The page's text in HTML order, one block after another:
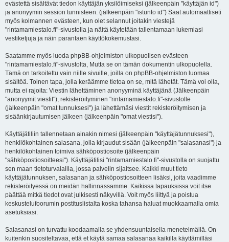
evästettä sisältävät tiedon käyttäjän yksilöimiseksi (jälkeenpäin "käyttäjän id")
ja anonyymin session tunnisteen. (jälkeenpäin "istunto id") Saat automaattiseti
myös kolmannen evästeen, kun olet selannut joitakin viestejä
"rintamamiestalo.fi"-sivustolla ja näitä käytetään tallentamaan lukemiasi
vestiketjuja ja näin parantaen käyttökokemustasi.
Saatamme myös luoda phpBB-ohjelmiston ulkopuolisen evästeen
"rintamamiestalo.fi"-sivustolta, Mutta se on tämän dokumentin ulkopuolella.
Tämä on tarkoitettu vain niille sivuille, joilla on phpBB-ohjelmiston luomaa
sisältöä. Toinen tapa, jolla keräämme tietoa on se, mitä lähetät. Tämä voi olla,
mutta ei rajoita: Viestin lähettäminen anonyyminä käyttäjänä (Jälkeenpäin
"anonyymit viestit"), rekisteröityminen "rintamamiestalo.fi"-sivustolle
(jälkeenpäin "omat tunnuksesi") ja lähettämäsi viestit rekisteröitymisen ja
sisäänkirjautumisen jälkeen (jälkeenpäin "omat viestisi").
Käyttäjätiliin tallennetaan ainakin nimesi (jälkeenpäin "käyttäjätunnuksesi"),
henkilökohtainen salasana, jolla kirjaudut sisään (jälkeenpäin "salasanasi") ja
henkilökohtainen toimiva sähköpostiosoite (jälkeenpäin
"sähköpostiosoitteesi"). Käyttäjätilisi "rintamamiestalo.fi"-sivustolla on suojattu
sen maan tietoturvalailla, jossa palvelin sijaitsee. Kaikki muut tieto
käyttäjätunnuksen, salasanan ja sähköpostiosoitteen lisäksi, joita vaadimme
rekisteröityessä on meidän hallinnassamme. Kaikissa tapauksissa voit itse
päättää mitkä tiedot ovat julkisesti näkyvillä. Voit myös liittyä ja poistua
keskustelufoorumin postituslistalta koska tahansa haluat muokkaamalla omia
asetuksiasi.
Salasanasi on turvattu koodaamalla se yhdensuuntaisella menetelmällä. On
kuitenkin suositeltavaa, että et käytä samaa salasanaa kaikilla käyttämilläsi